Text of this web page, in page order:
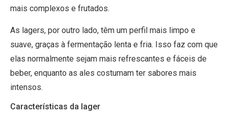
mais complexos e frutados.
As lagers, por outro lado, têm um perfil mais limpo e
suave, graças à fermentação lenta e fria. Isso faz com que
elas normalmente sejam mais refrescantes e fáceis de
beber, enquanto as ales costumam ter sabores mais
intensos.
Características da lager